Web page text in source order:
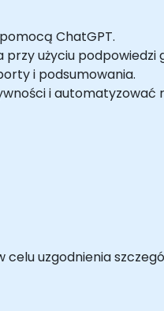
ChatGPT.
użyciu
i podsumowania.
i automatyzować
uzgodnienia